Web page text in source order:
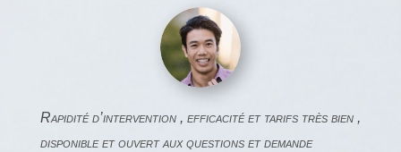
Rapidité d’intervention , efficacité et tarifs très bien ,
disponible et ouvert aux questions et demande